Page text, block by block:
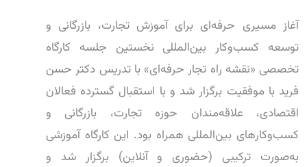
آغاز مسیری حرفه‌ای برای آموزش تجارت، بازرگانی و
توسعه کسب‌وکار بین‌المللی نخستین جلسه کارگاه
تخصصی «نقشه راه تجار حرفه‌ای» با تدریس دکتر حسن
فرید با موفقیت برگزار شد و با استقبال گسترده فعالان
اقتصادی، علاقه‌مندان حوزه تجارت، بازرگانی و
کسب‌وکارهای بین‌المللی همراه بود. این کارگاه آموزشی
به‌صورت ترکیبی (حضوری و آنلاین) برگزار شد و